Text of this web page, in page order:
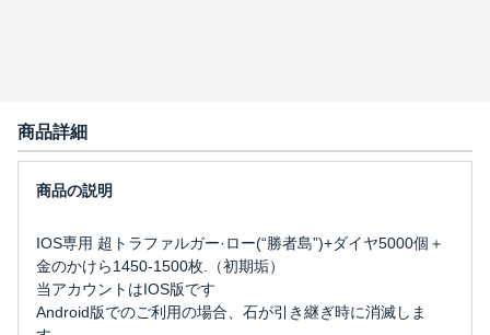
商品詳細
IOS専用 超トラファルガー·ロー(“勝者島”)+ダイヤ5000個＋
金のかけら1450-1500枚.（初期垢）
当アカウントはIOS版です
Android版でのご利用の場合、石が引き継ぎ時に消滅しま